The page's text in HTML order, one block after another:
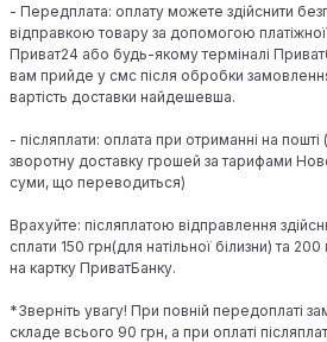
- Передплата: оплату можете здійснити
відправкою товару за допомогою
Приват24 або будь-якому терміналі
вам прийде у смс після обробки
вартість доставки найдешевша.
- післяплати: оплата при отриманні на
зворотну доставку грошей за тарифами
суми, що переводиться)
Врахуйте: післяплатою відправлення
сплати 150 грн(для натільної білизни) та
на картку ПриватБанку.
*Зверніть увагу! При повній передоплаті
складе всього 90 грн, а при оплаті